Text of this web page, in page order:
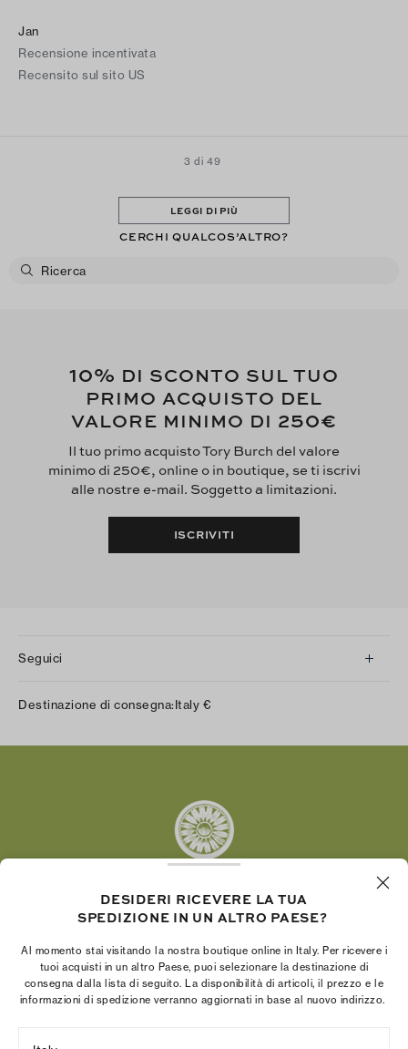
Jan
Recensione incentivata
Recensito sul sito US
3 di 49
LEGGI DI PIÙ
CERCHI QUALCOS’ALTRO?
10% DI SCONTO SUL TUO
PRIMO ACQUISTO DEL
VALORE MINIMO DI 250€
Il tuo primo acquisto Tory Burch del valore
minimo di 250€, online o in boutique, se ti iscrivi
alle nostre e-mail. Soggetto a limitazioni.
ISCRIVITI
Seguici
Twitter
LinkedIn
Destinazione di consegna:Italy €
La Fondazione Tory Burch promuove
imprenditrici nella realizzazione di progetti solidi e
duraturi.
DESIDERI RICEVERE LA TUA
SPEDIZIONE IN UN ALTRO PAESE?
Al momento stai visitando la nostra boutique online in Italy. Per ricevere i
tuoi acquisti in un altro Paese, puoi selezionare la destinazione di
consegna dalla lista di seguito. La disponibilità di articoli, il prezzo e le
informazioni di spedizione verranno aggiornati in base al nuovo indirizzo.